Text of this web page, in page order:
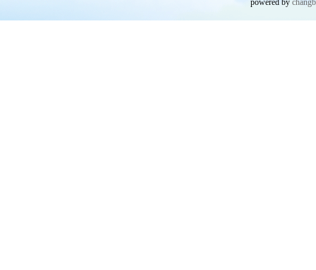
powered by